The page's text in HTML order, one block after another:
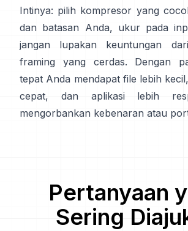
Intinya: pilih kompresor yang
dan batasan Anda, ukur pada
jangan lupakan keuntungan
framing yang cerdas. Dengan
tepat Anda mendapat file lebih
cepat, dan aplikasi lebih
mengorbankan kebenaran atau
Pertanyaan
Sering